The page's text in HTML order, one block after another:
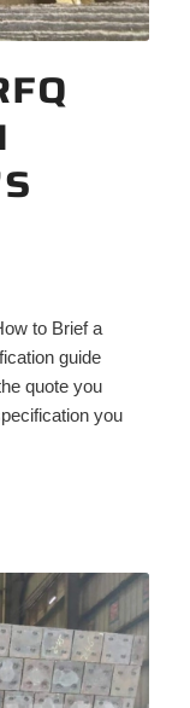
to Brief a
guide
quote you
you